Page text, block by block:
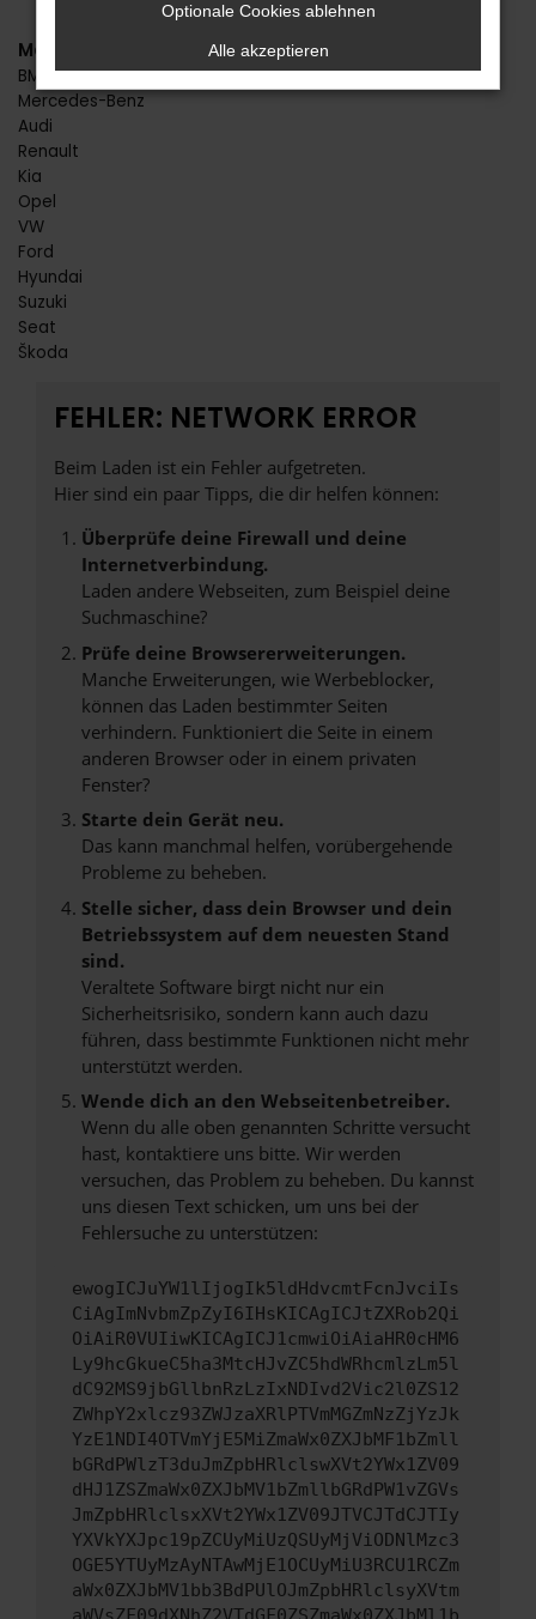
Marken
BMW
Mercedes-Benz
Audi
Renault
Kia
Opel
VW
Ford
Hyundai
Suzuki
Seat
Škoda
FEHLER: NETWORK ERROR
Beim Laden ist ein Fehler aufgetreten.
Hier sind ein paar Tipps, die dir helfen können:
Überprüfe deine Firewall und deine
Internetverbindung.
Laden andere Webseiten, zum Beispiel deine
Suchmaschine?
Prüfe deine Browsererweiterungen.
Manche Erweiterungen, wie Werbeblocker,
können das Laden bestimmter Seiten
verhindern. Funktioniert die Seite in einem
anderen Browser oder in einem privaten
Fenster?
Starte dein Gerät neu.
Das kann manchmal helfen, vorübergehende
Probleme zu beheben.
Stelle sicher, dass dein Browser und dein
Betriebssystem auf dem neuesten Stand
sind.
Veraltete Software birgt nicht nur ein
Sicherheitsrisiko, sondern kann auch dazu
führen, dass bestimmte Funktionen nicht mehr
unterstützt werden.
Wende dich an den Webseitenbetreiber.
Wenn du alle oben genannten Schritte versucht
hast, kontaktiere uns bitte. Wir werden
versuchen, das Problem zu beheben. Du kannst
uns diesen Text schicken, um uns bei der
Fehlersuche zu unterstützen:
ewogICJuYW1lIjogIk5ldHdvcmtFcnJvciIs
CiAgImNvbmZpZyI6IHsKICAgICJtZXRob2Qi
OiAiR0VUIiwKICAgICJ1cmwiOiAiaHR0cHM6
Ly9hcGkueC5ha3MtcHJvZC5hdWRhcmlzLm5l
dC92MS9jbGllbnRzLzIxNDIvd2Vic2l0ZS12
ZWhpY2xlcz93ZWJzaXRlPTVmMGZmNzZjYzJk
YzE1NDI4OTVmYjE5MiZmaWx0ZXJbMF1bZmll
bGRdPWlzT3duJmZpbHRlclswXVt2YWx1ZV09
dHJ1ZSZmaWx0ZXJbMV1bZmllbGRdPW1vZGVs
JmZpbHRlclsxXVt2YWx1ZV09JTVCJTdCJTIy
YXVkYXJpc19pZCUyMiUzQSUyMjViODNlMzc3
OGE5YTUyMzAyNTAwMjE1OCUyMiU3RCU1RCZm
aWx0ZXJbMV1bb3BdPUlOJmZpbHRlclsyXVtm
Optionale Cookies ablehnen
Alle akzeptieren